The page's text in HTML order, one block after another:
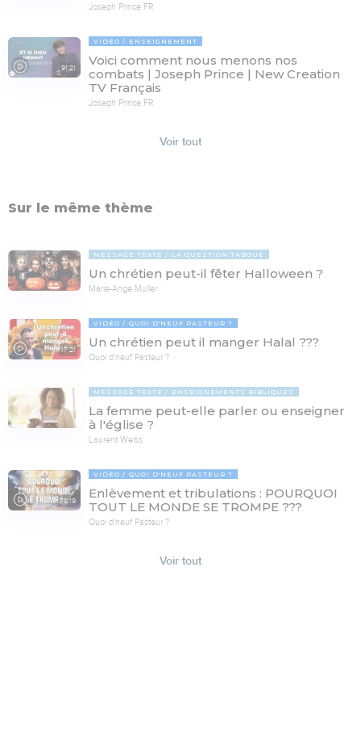
Joseph Prince FR
91:21
VIDÉO ENSEIGNEMENT
Voici comment nous menons nos
combats | Joseph Prince | New Creation
TV Français
Joseph Prince FR
Voir tout
Sur le même thème
MESSAGE TEXTE LA QUESTION TABOUE
Un chrétien peut-il fêter Halloween ?
Marie-Ange Muller
17:21
VIDÉO QUOI D'NEUF PASTEUR ?
Un chrétien peut il manger Halal ???
Quoi d'neuf Pasteur ?
MESSAGE TEXTE ENSEIGNEMENTS BIBLIQUES
La femme peut-elle parler ou enseigner
à l'église ?
Laurent Weiss
78:19
VIDÉO QUOI D'NEUF PASTEUR ?
Enlèvement et tribulations : POURQUOI
TOUT LE MONDE SE TROMPE ???
Quoi d'neuf Pasteur ?
Voir tout